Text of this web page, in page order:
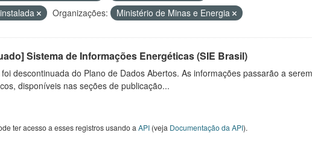
Organizações: Ministério de Minas e Energia
Sistema de Informações Energéticas (SIE Brasil)
descontinuada do Plano de Dados Abertos. As informações passarão a
disponíveis nas seções de publicação...
ter acesso a esses registros usando a API(veja Documentação da API).